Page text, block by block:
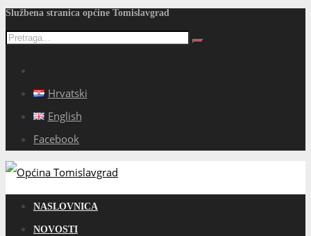
Službena stranica općine Tomislavgrad
Hrvatski
English
Facebook
NASLOVNICA
NOVOSTI